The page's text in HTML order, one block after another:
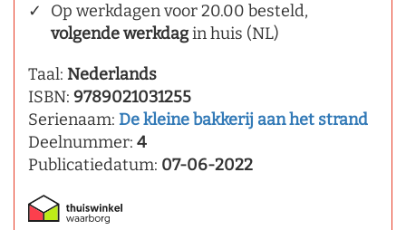
Op werkdagen voor 20.00 besteld,
volgende werkdagin huis (NL)
Taal: Nederlands
ISBN: 9789021031255
Serienaam: De kleine bakkerij aan het strand
Deelnummer: 4
Publicatiedatum: 07-06-2022